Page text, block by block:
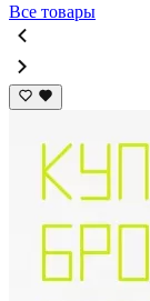
Все товары